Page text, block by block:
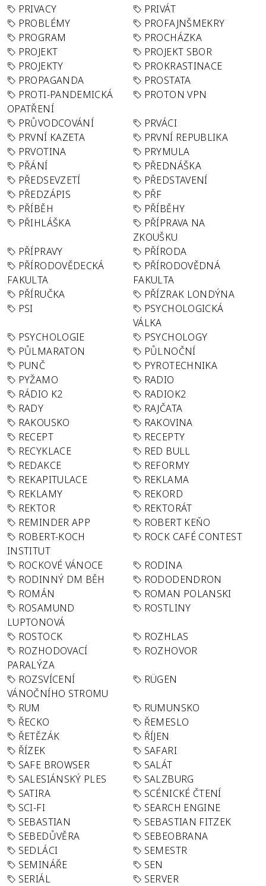
PRIVACY
PRIVÁT
PROBLÉMY
PROFAJNŠMEKRY
PROGRAM
PROCHÁZKA
PROJEKT
PROJEKT SBOR
PROJEKTY
PROKRASTINACE
PROPAGANDA
PROSTATA
PROTI-PANDEMICKÁ
OPATŘENÍ
PROTON VPN
PRŮVODCOVÁNÍ
PRVÁCI
PRVNÍ KAZETA
PRVNÍ REPUBLIKA
PRVOTINA
PRYMULA
PŘÁNÍ
PŘEDNÁŠKA
PŘEDSEVZETÍ
PŘEDSTAVENÍ
PŘEDZÁPIS
PŘF
PŘÍBĚH
PŘÍBĚHY
PŘIHLÁŠKA
PŘÍPRAVA NA
ZKOUŠKU
PŘÍPRAVY
PŘÍRODA
PŘÍRODOVĚDECKÁ
FAKULTA
PŘÍRODOVĚDNÁ
FAKULTA
PŘÍRUČKA
PŘÍZRAK LONDÝNA
PSI
PSYCHOLOGICKÁ
VÁLKA
PSYCHOLOGIE
PSYCHOLOGY
PŮLMARATON
PŮLNOČNÍ
PUNČ
PYROTECHNIKA
PYŽAMO
RADIO
RÁDIO K2
RADIOK2
RADY
RAJČATA
RAKOUSKO
RAKOVINA
RECEPT
RECEPTY
RECYKLACE
RED BULL
REDAKCE
REFORMY
REKAPITULACE
REKLAMA
REKLAMY
REKORD
REKTOR
REKTORÁT
REMINDER APP
ROBERT KEŇO
ROBERT-KOCH
INSTITUT
ROCK CAFÉ CONTEST
ROCKOVÉ VÁNOCE
RODINA
RODINNÝ DM BĚH
RODODENDRON
ROMÁN
ROMAN POLANSKI
ROSAMUND
LUPTONOVÁ
ROSTLINY
ROSTOCK
ROZHLAS
ROZHODOVACÍ
PARALÝZA
ROZHOVOR
ROZSVÍCENÍ
VÁNOČNÍHO STROMU
RÜGEN
RUM
RUMUNSKO
ŘECKO
ŘEMESLO
ŘETĚZÁK
ŘÍJEN
ŘÍZEK
SAFARI
SAFE BROWSER
SALÁT
SALESIÁNSKÝ PLES
SALZBURG
SATIRA
SCÉNICKÉ ČTENÍ
SCI-FI
SEARCH ENGINE
SEBASTIAN
SEBASTIAN FITZEK
SEBEDŮVĚRA
SEBEOBRANA
SEDLÁCI
SEMESTR
SEMINÁŘE
SEN
SERIÁL
SERVER